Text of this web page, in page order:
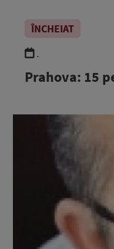
ÎNCHEIAT
.
Prahova: 15